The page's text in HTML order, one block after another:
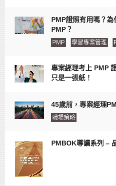
PMP證照有用嗎？
PMP？
PMP 學習專案管理
專案經理考上 PMP
只是一張紙！
45歲前，專案經理
職場策略
PMBOK導讀系列 –